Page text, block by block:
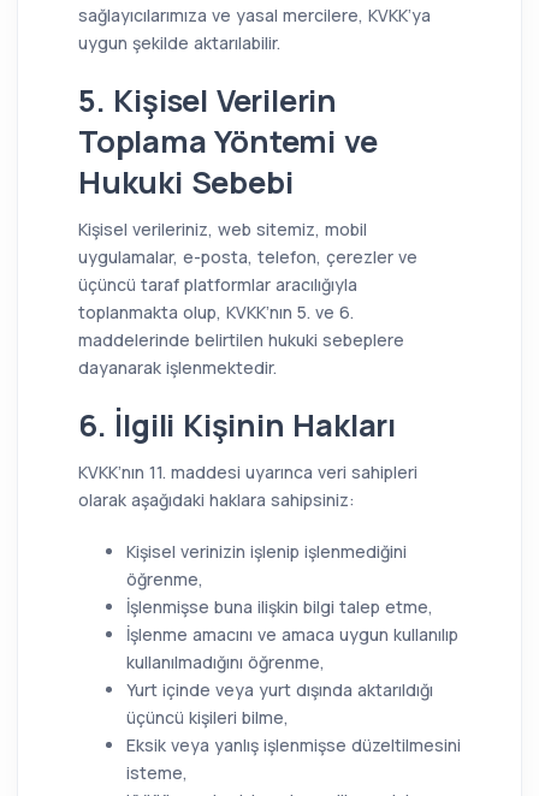
sağlayıcılarımıza ve yasal mercilere, KVKK’ya
uygun şekilde aktarılabilir.
5. Kişisel Verilerin
Toplama Yöntemi ve
Hukuki Sebebi
Kişisel verileriniz, web sitemiz, mobil
uygulamalar, e-posta, telefon, çerezler ve
üçüncü taraf platformlar aracılığıyla
toplanmakta olup, KVKK’nın 5. ve 6.
maddelerinde belirtilen hukuki sebeplere
dayanarak işlenmektedir.
6. İlgili Kişinin Hakları
KVKK’nın 11. maddesi uyarınca veri sahipleri
olarak aşağıdaki haklara sahipsiniz:
Kişisel verinizin işlenip işlenmediğini
öğrenme,
İşlenmişse buna ilişkin bilgi talep etme,
İşlenme amacını ve amaca uygun kullanılıp
kullanılmadığını öğrenme,
Yurt içinde veya yurt dışında aktarıldığı
üçüncü kişileri bilme,
Eksik veya yanlış işlenmişse düzeltilmesini
isteme,